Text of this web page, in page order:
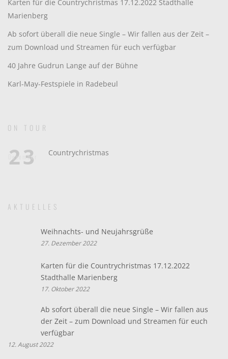
Karten für die Countrychristmas 17.12.2022 Stadthalle
Marienberg
Ab sofort überall die neue Single – Wir fallen aus der Zeit –
zum Download und Streamen für euch verfügbar
40 Jahre Gudrun Lange auf der Bühne
Karl-May-Festspiele in Radebeul
ON TOUR
23
Dezember Countrychristmas
AKTUELLES
Weihnachts- und Neujahrsgrüße
27. Dezember 2022
Karten für die Countrychristmas 17.12.2022
Stadthalle Marienberg
17. Oktober 2022
Ab sofort überall die neue Single – Wir fallen aus
der Zeit – zum Download und Streamen für euch
verfügbar
12. August 2022